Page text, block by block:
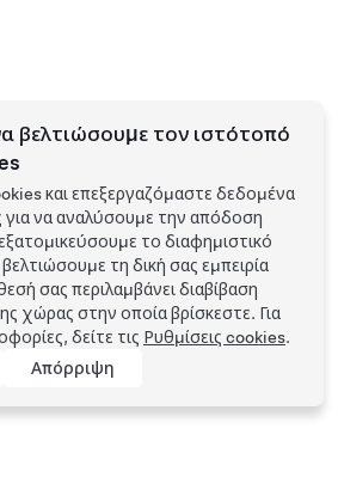
βελτιώσουμε τον ιστότοπό
και επεξεργαζόμαστε δεδομένα
να αναλύσουμε την απόδοση
το διαφημιστικό
τη δική σας εμπειρία
σας περιλαμβάνει διαβίβαση
χώρας στην οποία βρίσκεστε. Για
δείτε τις Ρυθμίσεις cookies.
Απόρριψη